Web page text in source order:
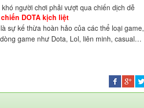
người chơi phải vượt qua chiến dịch dễ
DOTA kịch liệt
là sự kế thừa hoàn hảo của các thể loại game,
game như Dota, Lol, liên minh, casual…